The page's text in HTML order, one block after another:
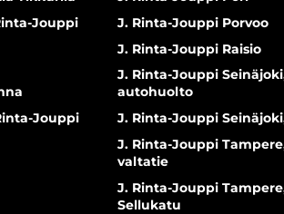
Jouppi
Jouppi
J. Rinta-Jouppi Porvoo
J. Rinta-Jouppi Raisio
J. Rinta-Jouppi
autohuolto
J. Rinta-Jouppi
J. Rinta-Jouppi
valtatie
J. Rinta-Jouppi
Sellukatu